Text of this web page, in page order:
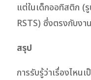
แต่ในเด็กออทิสติก (
RSTS) ซึ่งตรงกับง
สรุป
การรับรู้ว่าเรื่องไห